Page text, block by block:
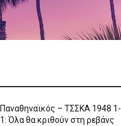
Παναθηναϊκός – ΤΣΣΚΑ 1948 1-
1: Όλα θα κριθούν στη ρεβάνς